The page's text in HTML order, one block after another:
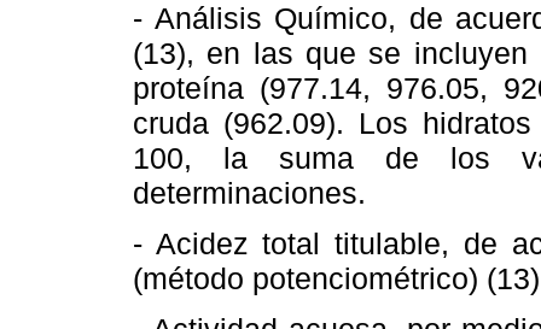
- Análisis Químico, de
(13), en las que se incluyen
proteína (977.14, 976.05,
cruda (962.09). Los
100, la suma de los
determinaciones.
- Acidez total titulable, de
(método potenciométrico)